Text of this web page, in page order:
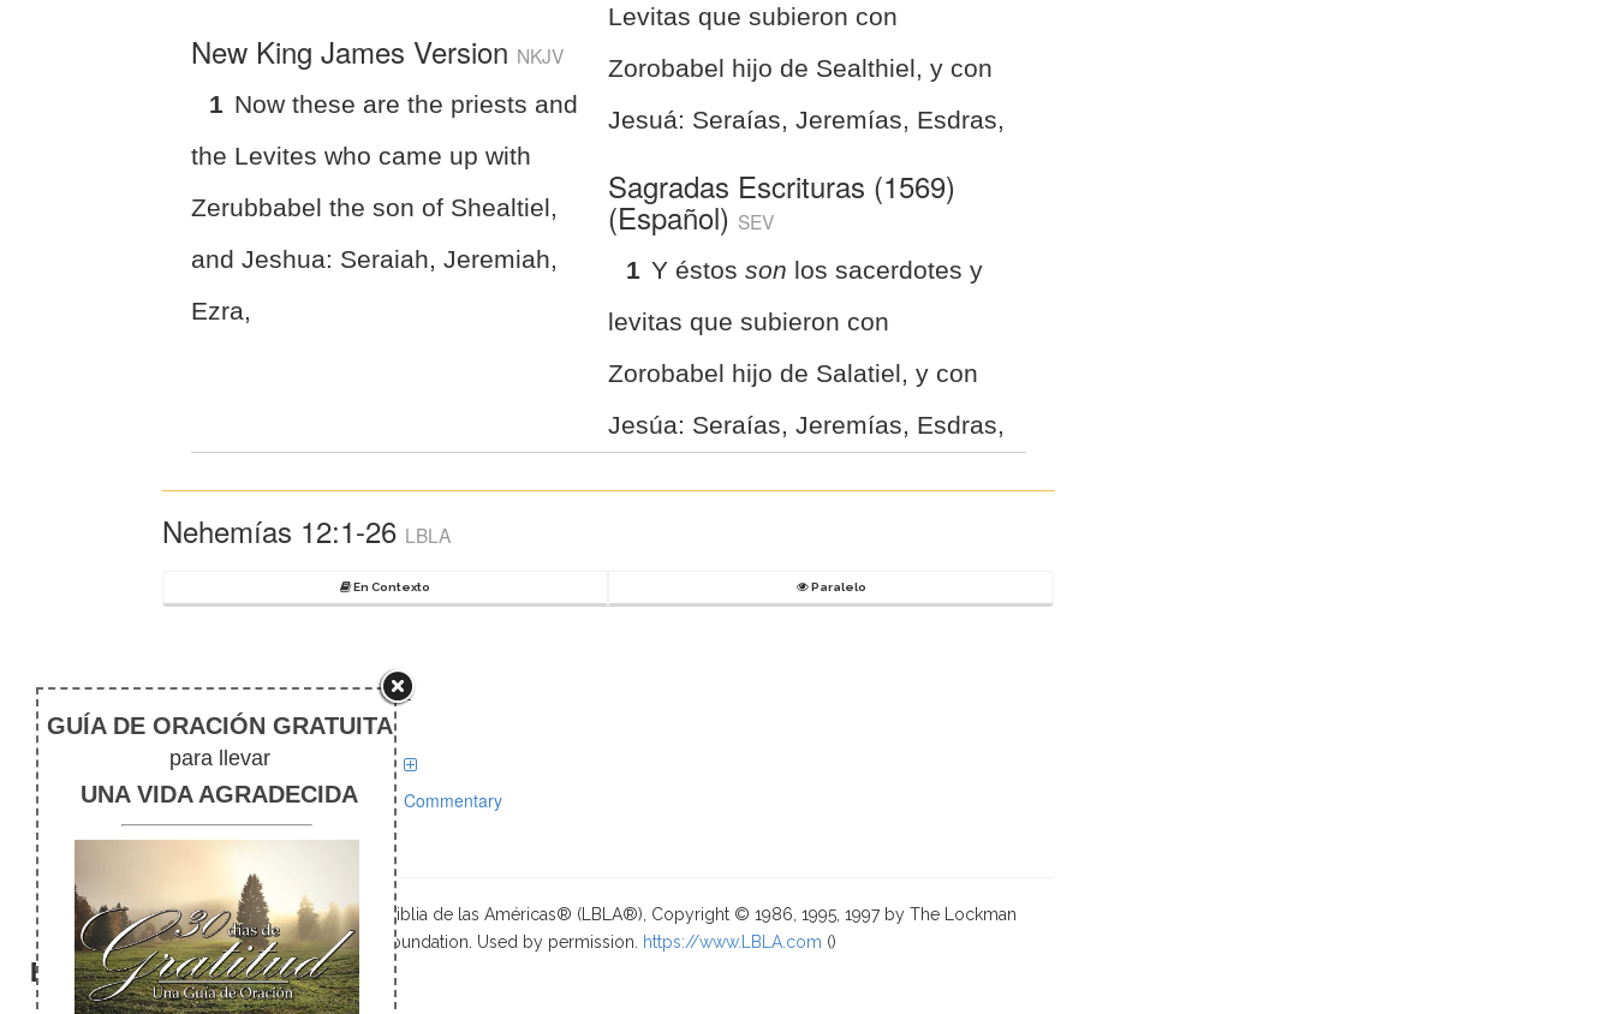
New King James Version NKJV
1 Now these are the priests and
the Levites who came up with
Zerubbabel the son of Shealtiel,
and Jeshua: Seraiah, Jeremiah,
Ezra,
Levitas que subieron con
Zorobabel hijo de Sealthiel, y con
Jesuá: Seraías, Jeremías, Esdras,
Sagradas Escrituras (1569)
(Español) SEV
1 Y éstosson los sacerdotes y
levitas que subieron con
Zorobabel hijo de Salatiel, y con
Jesúa: Seraías, Jeremías, Esdras,
Nehemías 12:1-26 LBLA
En Contexto Paralelo
Study tools for Nehemías 12:1
Comentarios
Commentary
Scripture taken from La Biblia de las Américas® (LBLA®), Copyright © 1986, 1995, 1997 by The Lockman
Foundation. Used by permission.
https://www.LBLA.com ()
El silencio